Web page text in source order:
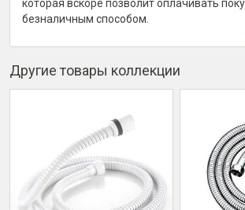
которая вскоре позволит оплачивать
безналичным способом.
Другие товары коллекции